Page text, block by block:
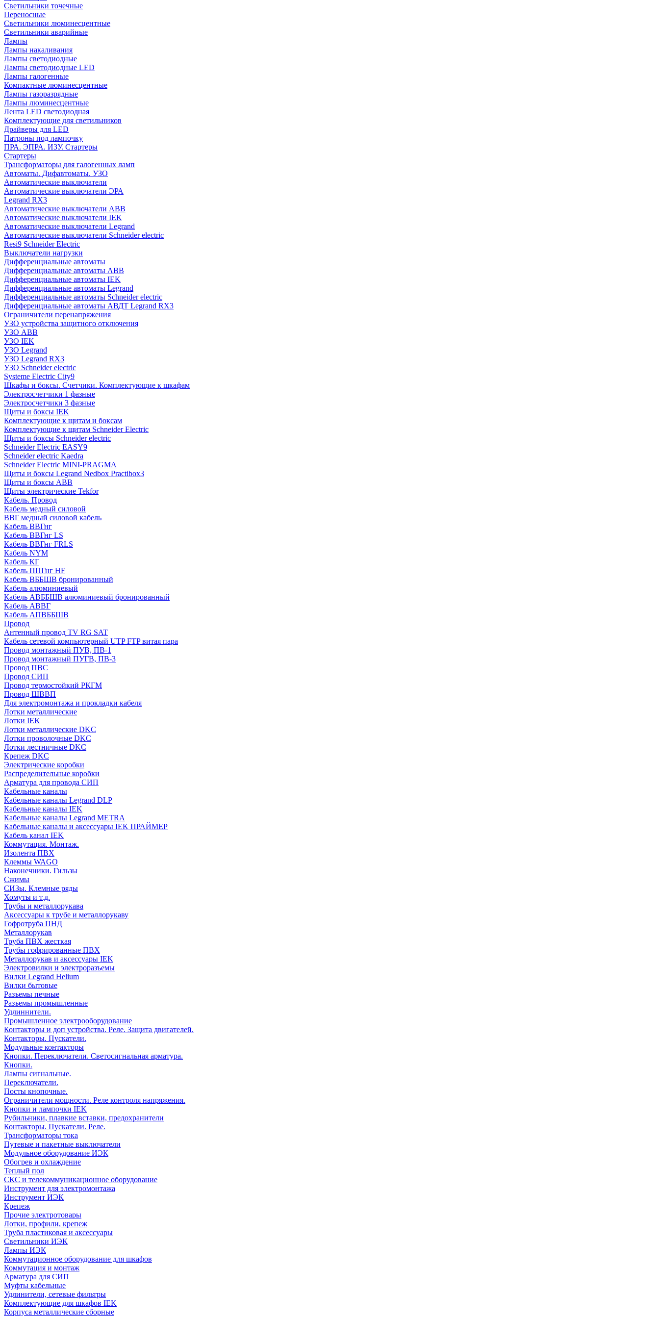
Cветильники точечные
Переносные
Светильники люминесцентные
Светильники аварийные
Лампы
Лампы накаливания
Лампы светодиодные
Лампы светодиодные LED
Лампы галогенные
Компактные люминесцентные
Лампы газоразрядные
Лампы люминесцентные
Лента LED светодиодная
Комплектующие для светильников
Драйверы для LED
Патроны под лампочку
ПРА. ЭПРА. ИЗУ. Стартеры
Стартеры
Трансформаторы для галогенных ламп
Автоматы. Дифавтоматы. УЗО
Автоматические выключатели
Автоматические выключатели ЭРА
Legrand RX3
Автоматические выключатели ABB
Автоматические выключатели IEK
Автоматические выключатели Legrand
Автоматические выключатели Schneider electric
Resi9 Schneider Electric
Выключатели нагрузки
Дифференциальные автоматы
Дифференциальные автоматы ABB
Дифференциальные автоматы IEK
Дифференциальные автоматы Legrand
Дифференциальные автоматы Schneider electric
Дифференциальные автоматы АВДТ Legrand RX3
Ограничители перенапряжения
УЗО устройства защитного отключения
УЗО ABB
УЗО IEK
УЗО Legrand
УЗО Legrand RX3
УЗО Schneider electric
Systeme Electric City9
Шкафы и боксы. Счетчики. Комплектующие к шкафам
Электросчетчики 1 фазные
Электросчетчики 3 фазные
Щиты и боксы IEK
Комплектующие к щитам и боксам
Комплектующие к щитам Schneider Electric
Щиты и боксы Schneider electric
Schneider Electric EASY9
Schneider electric Kaedra
Schneider Electric MINI-PRAGMA
Щиты и боксы Legrand Nedbox Practibox3
Щиты и боксы ABB
Щиты электрические Tekfor
Кабель. Провод
Кабель медный силовой
ВВГ медный силовой кабель
Кабель ВВГнг
Кабель ВВГнг LS
Кабель ВВГнг FRLS
Кабель NYM
Кабель КГ
Кабель ППГнг HF
Кабель ВББШВ бронированный
Кабель алюминиевый
Кабель АВББШВ алюминиевый бронированный
Кабель АВВГ
Кабель АПВББШВ
Провод
Антенный провод TV RG SAT
Кабель сетевой компьютерный UTP FTP витая пара
Провод монтажный ПУВ, ПВ-1
Провод монтажный ПУГВ, ПВ-3
Провод ПВС
Провод СИП
Провод термостойкий РКГМ
Провод ШВВП
Для электромонтажа и прокладки кабеля
Лотки металлические
Лотки IEK
Лотки металлические DKC
Лотки проволочные DKC
Лотки лестничные DKC
Крепеж DKC
Электрические коробки
Распределительные коробки
Арматура для провода СИП
Кабельные каналы
Кабельные каналы Legrand DLP
Кабельные каналы IEK
Кабельные каналы Legrand METRA
Кабельные каналы и аксессуары IEK ПРАЙМЕР
Кабель канал IEK
Коммутация. Монтаж.
Изолента ПВХ
Клеммы WAGO
Наконечники. Гильзы
Сжимы
СИЗы. Клемные ряды
Хомуты и т.д.
Трубы и металлорукава
Аксессуары к трубе и металлорукаву
Гофротруба ПНД
Металлорукав
Труба ПВХ жесткая
Трубы гофрированные ПВХ
Металлорукав и аксессуары IEK
Электровилки и электроразъемы
Вилки Legrand Helium
Вилки бытовые
Разъемы печные
Разъемы промышленные
Удлиннители.
Промышленное электрооборудование
Контакторы и доп устройства. Реле. Защита двигателей.
Контакторы. Пускатели.
Модульные контакторы
Кнопки. Переключатели. Светосигнальная арматура.
Кнопки.
Лампы сигнальные.
Переключатели.
Посты кнопочные.
Ограничители мощности. Реле контроля напряжения.
Кнопки и лампочки IEK
Рубильники, плавкие вставки, предохранители
Контакторы. Пускатели. Реле.
Трансформаторы тока
Путевые и пакетные выключатели
Модульное оборудование ИЭК
Обогрев и охлаждение
Теплый пол
СКС и телекоммуникационное оборудование
Инструмент для электромонтажа
Инструмент ИЭК
Крепеж
Прочие электротовары
Лотки, профили, крепеж
Труба пластиковая и аксессуары
Светильники ИЭК
Лампы ИЭК
Коммутационное оборудование для шкафов
Коммутация и монтаж
Арматура для СИП
Муфты кабельные
Удлинители, сетевые фильтры
Комплектующие для шкафов IEK
Корпуса металлические сборные